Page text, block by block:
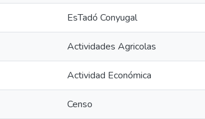
EsTadó Conyugal
Actividades Agricolas
Actividad Económica
Censo